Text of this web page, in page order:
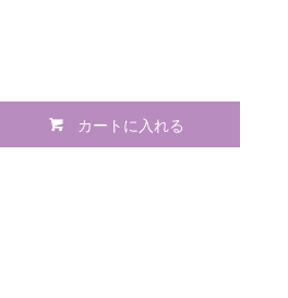
カートに入れる